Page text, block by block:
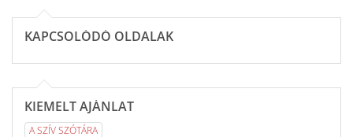
KAPCSOLÓDÓ OLDALAK
KIEMELT AJÁNLAT
A SZÍV SZÓTÁRA